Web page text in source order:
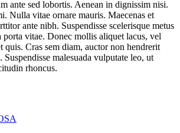
ante sed lobortis. Aenean in dignissim nisi.
Nulla vitae ornare mauris. Maecenas et
ante nibh. Suspendisse scelerisque metus
porta vitae. Donec mollis aliquet lacus, vel
quis. Cras sem diam, auctor non hendrerit
Suspendisse malesuada vulputate leo, ut
rhoncus.